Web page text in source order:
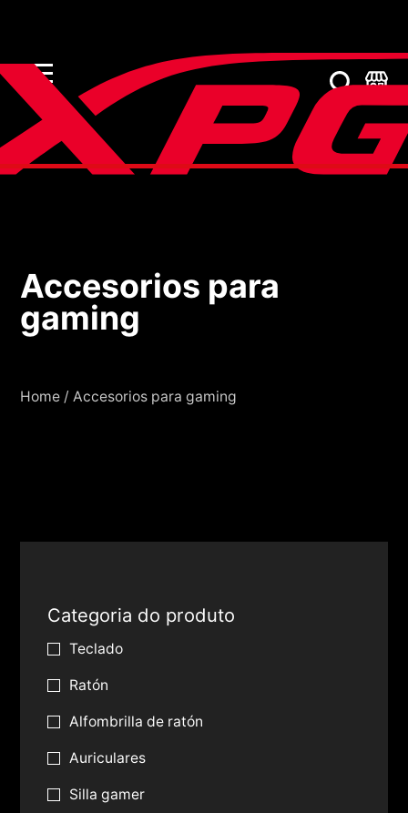
Accesorios para
Accesorios para
gaming
Home /Accesorios para gaming
Categoria do produto
Teclado
Ratón
Alfombrilla de ratón
Auriculares
Silla gamer